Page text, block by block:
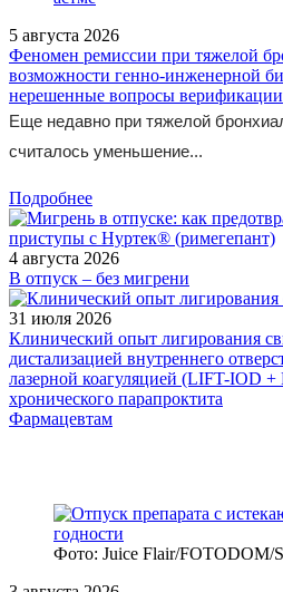
5 августа 2026
Феномен ремиссии при тяжелой
возможности генно-инженерной
нерешенные вопросы верификации
Еще недавно при тяжелой
считалось уменьшение...
Подробнее
4 августа 2026
В отпуск – без мигрени
31 июля 2026
Клинический опыт лигирования
дистализацией внутреннего
лазерной коагуляцией (LIFT-IOD
хронического парапроктита
Фармацевтам
Фото: Juice Flair/FOTODOM/